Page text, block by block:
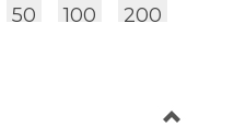
50 100
200